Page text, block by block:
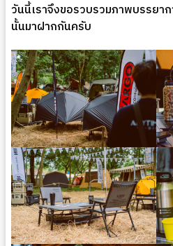
วันนี้เราจึงขอรวบรวมภาพบรรยา
นั้นมาฝากกันครับ